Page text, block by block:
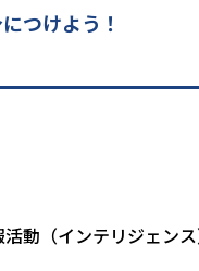
つけよう！
動（インテリジェン